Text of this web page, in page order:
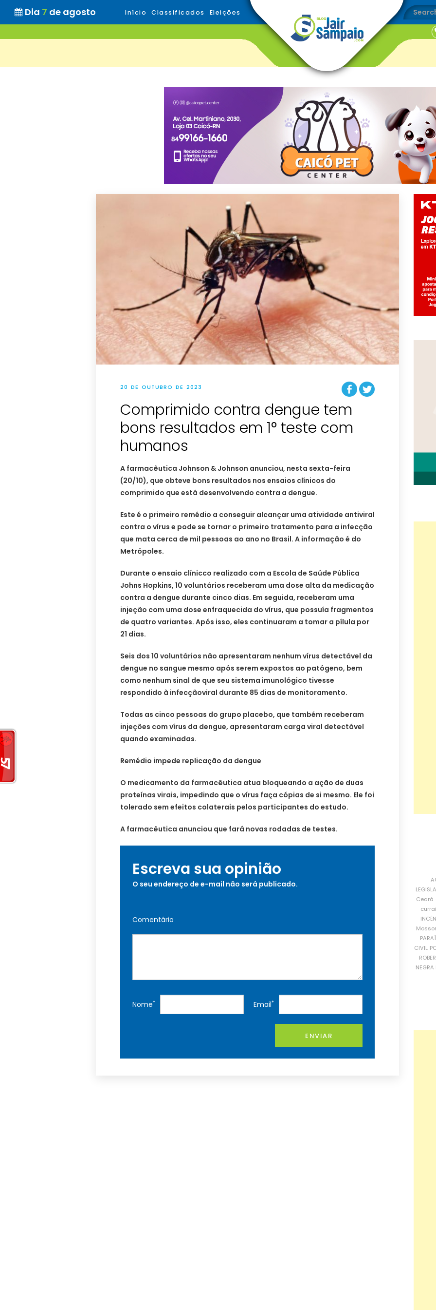
Dia 7 de agosto Início Classificados Eleições
20 DE OUTUBRO DE 2023
Comprimido contra dengue tem
bons resultados em 1° teste com
humanos
A farmacêutica Johnson & Johnson anunciou, nesta sexta-feira
(20/10), que obteve bons resultados nos ensaios clínicos do
comprimido que está desenvolvendo contra a dengue.
Este é o primeiro remédio a conseguir alcançar uma atividade antiviral
contra o vírus e pode se tornar o primeiro tratamento para a infecção
que mata cerca de mil pessoas ao ano no Brasil. A informação é do
Metrópoles.
Durante o ensaio clínicco realizado com a Escola de Saúde Pública
Johns Hopkins, 10 voluntários receberam uma dose alta da medicação
contra a dengue durante cinco dias. Em seguida, receberam uma
injeção com uma dose enfraquecida do vírus, que possuía fragmentos
de quatro variantes. Após isso, eles continuaram a tomar a pílula por
21 dias.
Seis dos 10 voluntários não apresentaram nenhum vírus detectável da
dengue no sangue mesmo após serem expostos ao patógeno, bem
como nenhum sinal de que seu sistema imunológico tivesse
respondido à infecçãoviral durante 85 dias de monitoramento.
Todas as cinco pessoas do grupo placebo, que também receberam
injeções com vírus da dengue, apresentaram carga viral detectável ​​
quando examinadas.
Remédio impede replicação da dengue
O medicamento da farmacêutica atua bloqueando a ação de duas
proteínas virais, impedindo que o vírus faça cópias de si mesmo. Ele foi
tolerado sem efeitos colaterais pelos participantes do estudo.
A farmacêutica anunciou que fará novas rodadas de testes.
Escreva sua opinião
O seu endereço de e-mail não será publicado.
Comentário
Nome* Email*
ENVIAR
Ceará
CIVIL
NEGRA